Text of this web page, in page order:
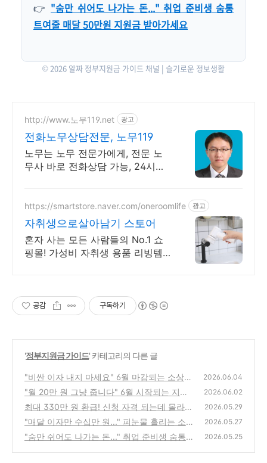
👉 "숨만 쉬어도 나가는 돈..." 취업 준비생 숨통
트여줄 매달 50만원 지원금 받아가세요
© 2026 알짜 정부지원금 가이드 채널 | 슬기로운 정보생활
http://www.노무119.net 광고
전화노무상담전문, 노무119
노무는 노무 전문가에게, 전문 노
무사 바로 전화상담 가능, 24시간
https://smartstore.naver.com/oneroomlife 광고
자취생으로살아남기 스토어
혼자 사는 모든 사람들의 No.1 쇼
핑몰! 가성비 자취생 용품 리빙템
공감 구독하기
'정부지원금 가이드' 카테고리의 다른 글
"비싼 이자 내지 마세요" 6월 마감되는 소상공
인 정부 지원 저금리 대환대출 신청법
(0)
2026.06.04
"월 20만 원 그냥 줍니다" 6월 시작되는 지자
체 청년 월세 지원 안 받으면 나만 손해!
(0)
2026.06.02
최대 330만 원 환급! 신청 자격 되는데 몰라서
날릴 뻔한 내 근로장려금 구출하기
(1)
2026.05.29
"매달 이자만 수십만 원..." 피눈물 흘리는 소상
공인 살려줄 정부 저금리 대환대출 조건
(0)
2026.05.27
"숨만 쉬어도 나가는 돈..." 취업 준비생 숨통
2026.05.25